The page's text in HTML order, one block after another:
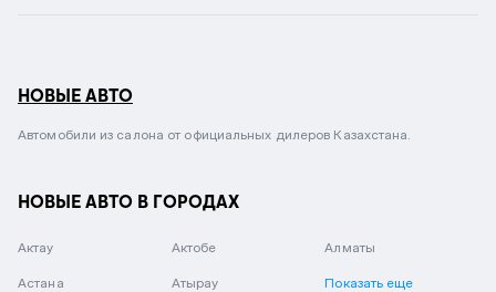
НОВЫЕ АВТО
Автомобили из салона от официальных дилеров Казахстана.
НОВЫЕ АВТО В ГОРОДАХ
Актау Актобе Алматы
Астана Атырау Показать еще